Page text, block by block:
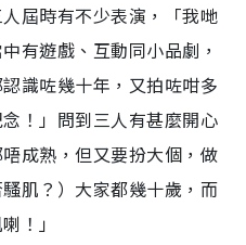
屆時有不少表演，「我哋
有遊戲、互動同小品劇，
識咗幾十年，又拍咗咁多
！」問到三人有甚麼開心
成熟，但又要扮大個，做
肌？）大家都幾十歲，而
！」